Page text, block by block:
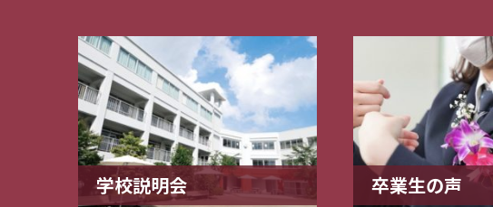
学校説明会 卒業生の声